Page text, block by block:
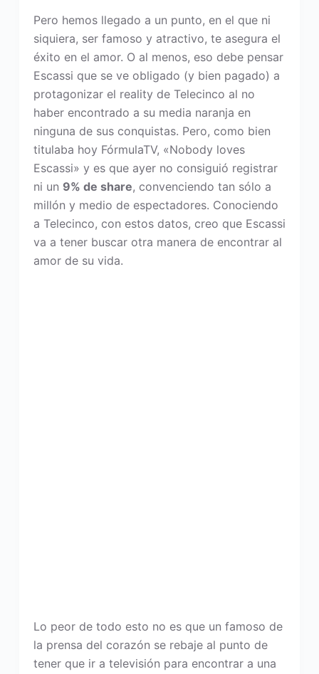
Pero hemos llegado a un punto, en el que ni
siquiera, ser famoso y atractivo, te asegura el
éxito en el amor. O al menos, eso debe pensar
Escassi que se ve obligado (y bien pagado) a
protagonizar el reality de Telecinco al no
haber encontrado a su media naranja en
ninguna de sus conquistas. Pero, como bien
titulaba hoy FórmulaTV, «Nobody loves
Escassi» y es que ayer no consiguió registrar
ni un 9% de share, convenciendo tan sólo a
millón y medio de espectadores. Conociendo
a Telecinco, con estos datos, creo que Escassi
va a tener buscar otra manera de encontrar al
amor de su vida.
Lo peor de todo esto no es que un famoso de
la prensa del corazón se rebaje al punto de
tener que ir a televisión para encontrar a una